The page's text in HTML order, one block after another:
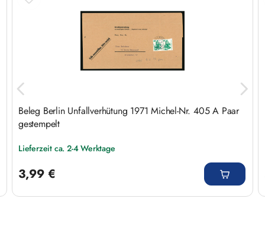
Beleg Berlin Unfallverhütung 1971 Michel-Nr. 405 A Paar
gestempelt
Lieferzeit ca. 2-4 Werktage
3,99 €